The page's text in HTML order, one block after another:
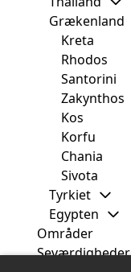
Grækenland
Kreta
Rhodos
Santorini
Zakynthos
Kos
Korfu
Chania
Sivota
Tyrkiet
Egypten
Områder
Seværdigheder